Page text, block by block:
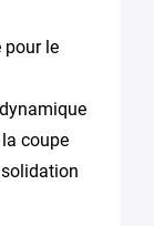
pour le
coupe